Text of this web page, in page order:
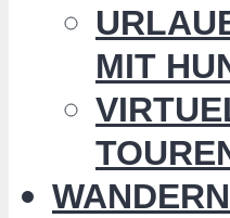
MIT
WANDERN